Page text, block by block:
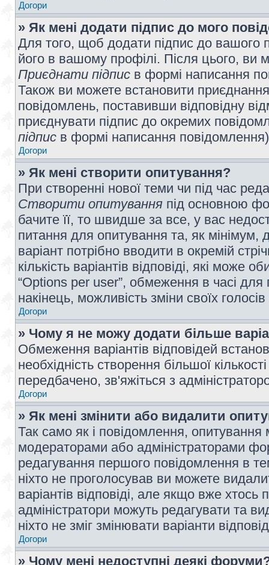
Догори
» Як мені додати підпис до мого
Для того, щоб додати підпис до вашого
його в вашому профілі. Після цього, ви
Приєднати підпис в формі написання
Також ви можете встановити
повідомлень, поставивши відповідну
приєднувати підпис до окремих
підпис в формі написання
Догори
» Як мені створити опитування?
При створенні нової теми чи під час
Створити опитування під основною
бачите її, то швидше за все, у вас
питання для опитування та, як мінімум,
варіант потрібно вводити в окремій
кількість варіантів відповіді, які може
“Options per user”, обмеження в часі для
накінець, можливість зміни своїх
Догори
» Чому я не можу додати більше
Обмеження варіантів відповідей
необхідність створення більшої
передбачено, зв'яжіться з
Догори
» Як мені змінити або видалити
Так само як і повідомлення,
модераторами або адміністраторами
редагування першого повідомлення в
ніхто не проголосував ви можете
варіантів відповіді, але якщо вже
адміністратори можуть редагувати та
ніхто не зміг змінювати варіанти
Догори
» Чому мені недоступні деякі